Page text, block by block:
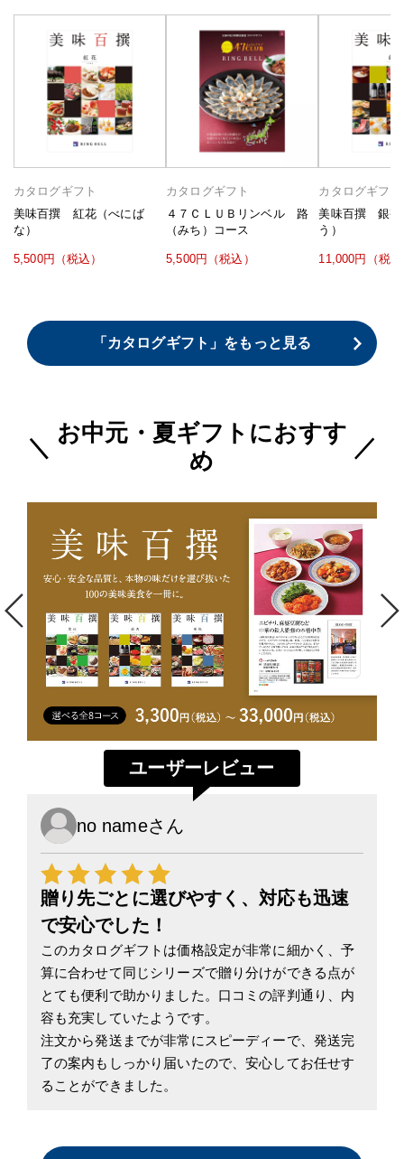
カタログギフト
美味百撰 紅花（べにば
な）
5,500円（税込）
カタログギフト
４７ＣＬＵＢリンベル 路
（みち）コース
5,500円（税込）
カタログギフト
美味百撰 銀杏
う）
11,000円（税
「カタログギフト」をもっと見る
お中元・夏ギフトにおすす
め
ユーザーレビュー
no nameさん
贈り先ごとに選びやすく、対応も迅速
で安心でした！
このカタログギフトは価格設定が非常に細かく、予
算に合わせて同じシリーズで贈り分けができる点が
とても便利で助かりました。口コミの評判通り、内
容も充実していたようです。
注文から発送までが非常にスピーディーで、発送完
了の案内もしっかり届いたので、安心してお任せす
ることができました。